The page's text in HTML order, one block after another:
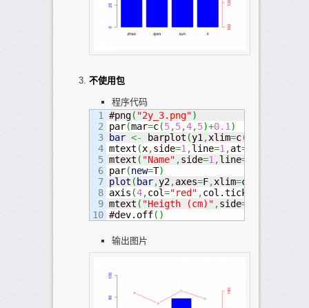
不使用包
程序代码
1
2
3
4
5
6
7
8
9
#png( "2y_3.png")
par(mar=c(5,5,4,5)+0.1 )
bar <- barplot (y1 ,xlim=c(
mtext (x,side=1 ,line=1 ,at=
mtext ( "Name" ,side=1 ,line=
par(new=T)
plot ( bar,y2,axes=F,xlim=c
axis (4,col="red" ,col.ticks
mtext ( "Heigth (cm)" ,side=
#dev.off( )
输出图片